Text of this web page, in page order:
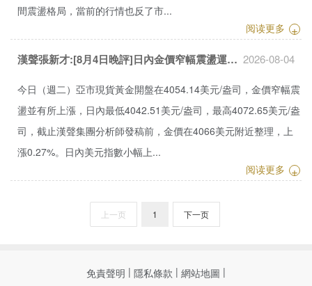
間震盪格局，當前的行情也反了市...
阅读更多 +
漢聲張新才:[8月4日晚評]日內金價窄幅震盪運行，晚間關注突破方... 2026-08-04
今日（週二）亞市現貨黃金開盤在4054.14美元/盎司，金價窄幅震
盪並有所上漲，日內最低4042.51美元/盎司，最高4072.65美元/盎
司，截止漢聲集團分析師發稿前，金價在4066美元附近整理，上
漲0.27%。日內美元指數小幅上...
阅读更多 +
上一页 1 下一页
免責聲明 | 隱私條款 | 網站地圖 |